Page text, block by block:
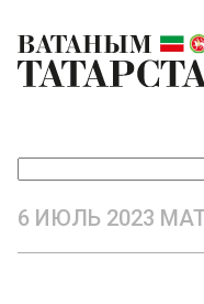
6 ИЮЛЬ 2023